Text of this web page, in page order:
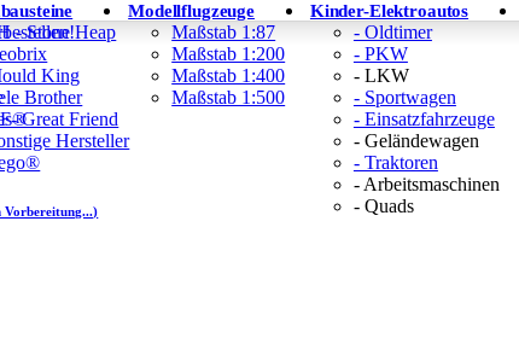
- Stone Heap
King
Brother
Great Friend
Hersteller
Vorbereitung...)
Modellflugzeuge
Maßstab 1:87
Maßstab 1:200
Maßstab 1:400
Maßstab 1:500
Kinder-Elektroautos
- Oldtimer
- PKW
- LKW
- Sportwagen
- Einsatzfahrzeuge
- Geländewagen
- Traktoren
- Arbeitsmaschinen
- Quads